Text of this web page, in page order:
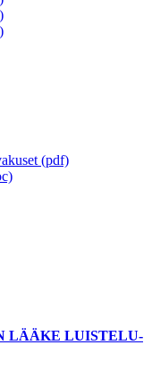
(pdf)
LÄÄKE LUISTELU-